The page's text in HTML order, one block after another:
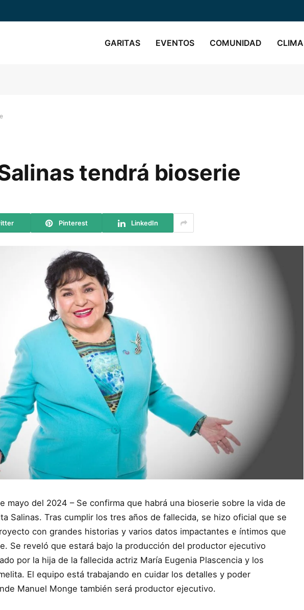
GARITAS EVENTOS COMUNIDAD CLIMA
tendrá bioserie
Pinterest LinkedIn
mayo del 2024 – Se confirma que habrá una bioserie sobre la vida de
Salinas. Tras cumplir los tres años de fallecida, se hizo oficial que se
con grandes historias y varios datos impactantes e íntimos que
Se reveló que estará bajo la producción del productor ejecutivo
por la hija de la fallecida actriz María Eugenia Plascencia y los
El equipo está trabajando en cuidar los detalles y poder
Manuel Monge también será productor ejecutivo.